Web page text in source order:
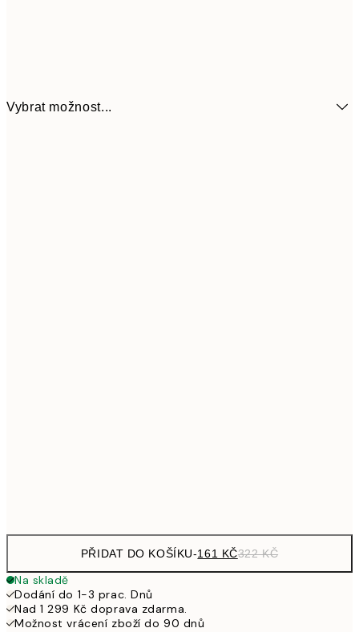
Vybrat možnost...
PŘIDAT DO KOŠÍKU-161 KČ322 KČ
Na skladě
Dodání do 1-3 prac. Dnů
Nad 1 299 Kč doprava zdarma.
Možnost vrácení zboží do 90 dnů